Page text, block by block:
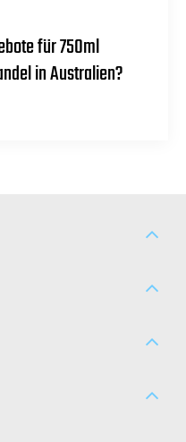
für 750ml
in Australien?